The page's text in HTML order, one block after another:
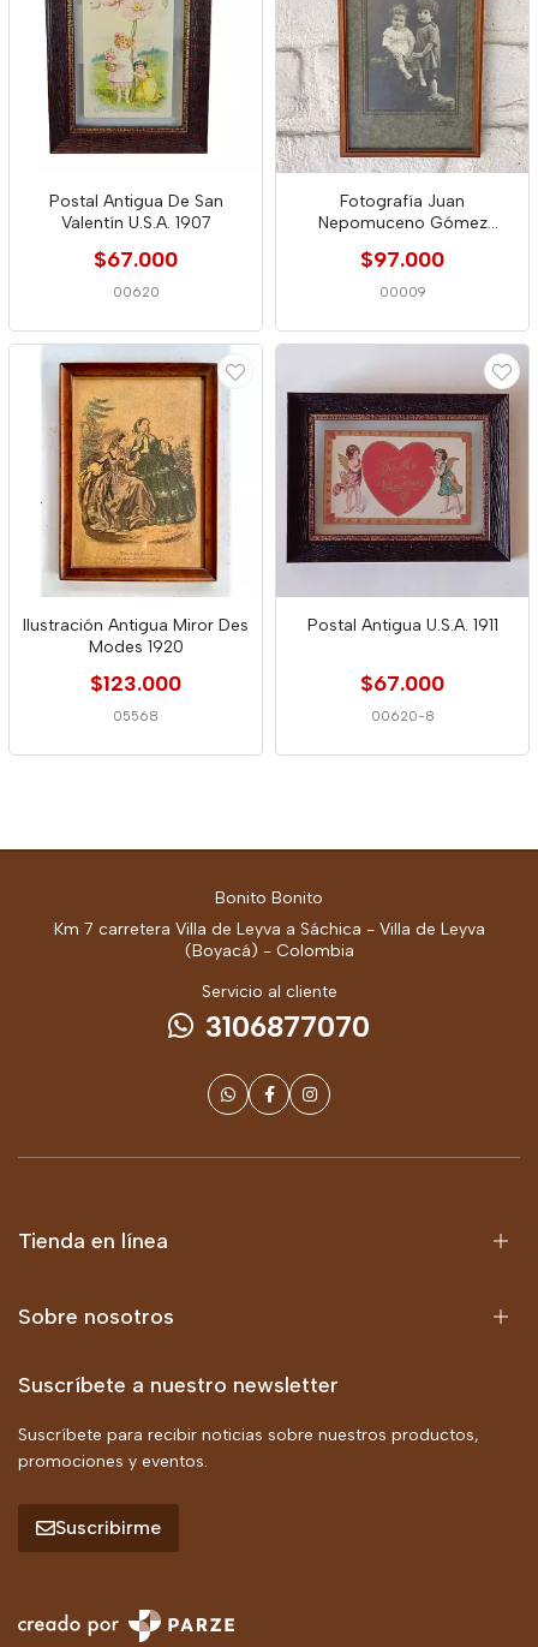
Postal Antigua De San
Valentín U.S.A. 1907
$67.000
00620
Fotografía Juan
Nepomuceno Gómez
$97.000
00009
Ilustración Antigua Miror Des
Modes 1920
$123.000
05568
Postal Antigua U.S.A. 1911
$67.000
00620-8
Bonito Bonito
Km 7 carretera Villa de Leyva a Sáchica - Villa de Leyva
(Boyacá) - Colombia
Servicio al cliente
3106877070
Tienda en línea
Sobre nosotros
Suscríbete a nuestro newsletter
Suscríbete para recibir noticias sobre nuestros productos,
promociones y eventos.
Suscribirme